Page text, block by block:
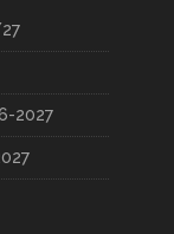
2027